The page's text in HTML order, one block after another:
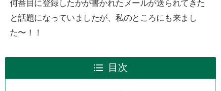
何番目に登録したかが書かれたメールが送られてきた
と話題になっていましたが、私のところにも来まし
た〜！！
目次